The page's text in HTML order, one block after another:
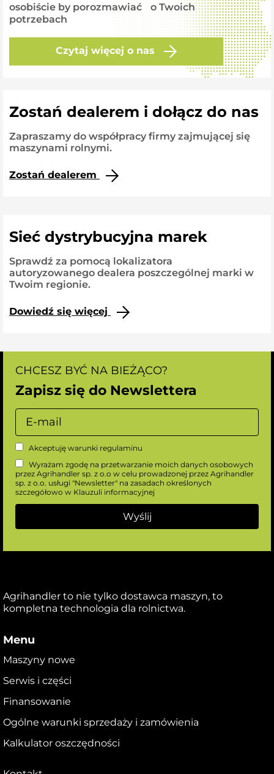
osobiście by porozmawiać o Twoich
potrzebach
Czytaj więcej o nas
Zostań dealerem i dołącz do nas
Zapraszamy do współpracy firmy zajmującej się
maszynami rolnymi.
Zostań dealerem
Sieć dystrybucyjna marek
Sprawdź za pomocą lokalizatora
autoryzowanego dealera poszczególnej marki w
Twoim regionie.
Dowiedź się więcej
CHCESZ BYĆ NA BIEŻĄCO?
Zapisz się do Newslettera
Akceptuję warunki regulaminu
Wyrażam zgodę na przetwarzanie moich danych osobowych
przez Agrihandler sp. z o.o w celu prowadzonej przez Agrihandler
sp. z o.o. usługi "Newsletter" na zasadach określonych
szczegółowo w Klauzuli informacyjnej
Agrihandler to nie tylko dostawca maszyn, to
kompletna technologia dla rolnictwa.
Menu
Maszyny nowe
Serwis i części
Finansowanie
Ogólne warunki sprzedaży i zamówienia
Kalkulator oszczędności